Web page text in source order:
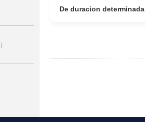
De duracion determinada